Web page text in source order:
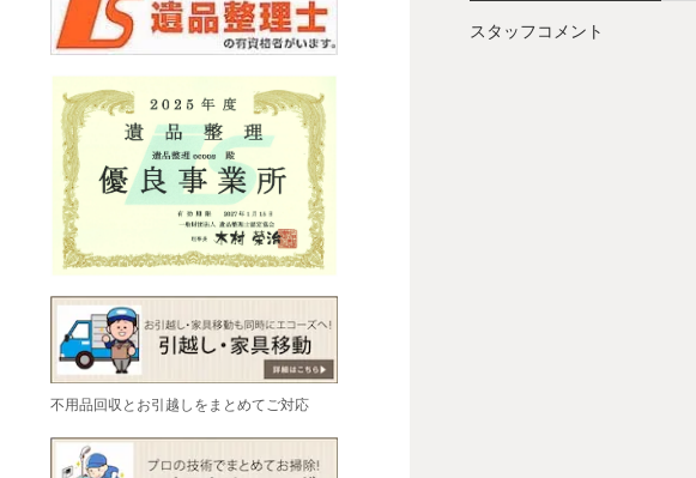
不用品回収とお引越しをまとめてご対応
スタッフコメント